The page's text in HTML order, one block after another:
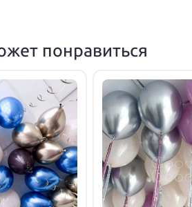
понравиться